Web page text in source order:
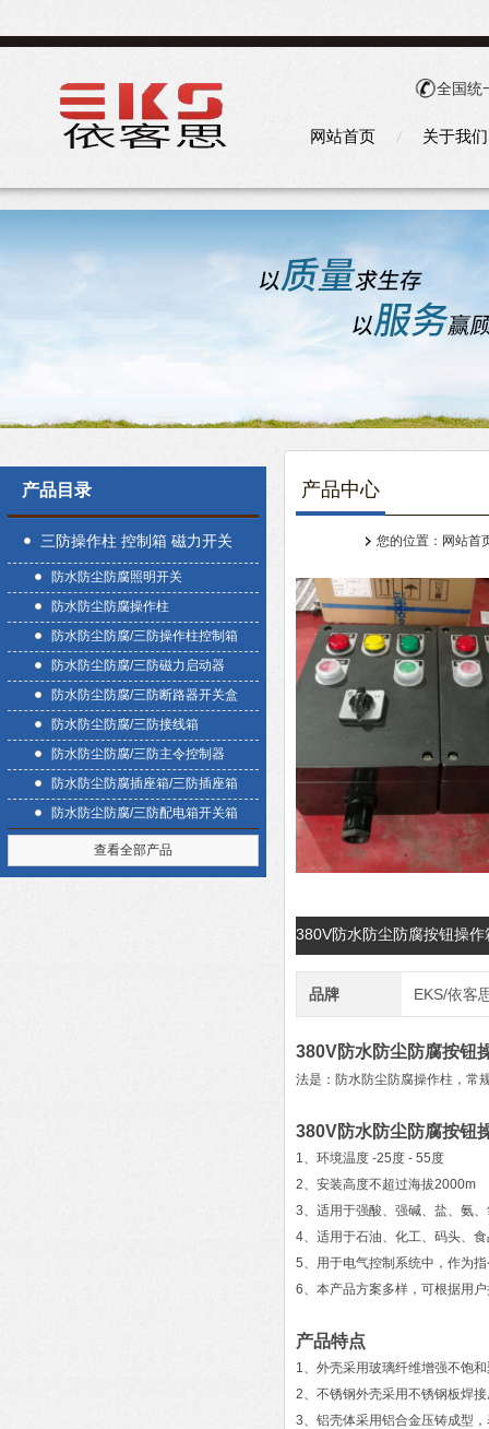
全国统
网站首页 关于我们
产品目录
三防操作柱 控制箱 磁力开关
盒防水防尘防腐照明开关
防水防尘防腐操作柱
防水防尘防腐/三防操作柱控制箱
防水防尘防腐/三防磁力启动器
防水防尘防腐/三防断路器开关盒
防水防尘防腐/三防接线箱
防水防尘防腐/三防主令控制器
防水防尘防腐插座箱/三防插座箱
防水防尘防腐/三防配电箱开关箱
查看全部产品
产品中心
您的位置： 网站首
380V防水防尘防腐按钮操
品牌 EKS/依客
380V防水防尘防腐按钮
法是：防水防尘防腐操作柱，常
380V防水防尘防腐按钮
1、环境温度 -25度 - 55度
2、安装高度不超过海拔2000m
3、适用于强酸、强碱、盐、氨
4、适用于石油、化工、码头、
5、用于电气控制系统中，作为
6、本产品方案多样，可根据用
产品特点
1、外壳采用玻璃纤维增强不饱
2、不锈钢外壳采用不锈钢板焊
3、铝壳体采用铝合金压铸成型